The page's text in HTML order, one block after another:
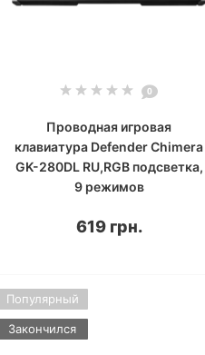
0
Проводная игровая
клавиатура Defender Chimera
GK-280DL RU,RGB подсветка,
9 режимов
619 грн.
Популярный
Закончился